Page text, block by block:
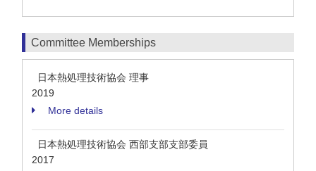
Committee Memberships
日本熱処理技術協会 理事
2019
More details
日本熱処理技術協会 西部支部支部委員
2017